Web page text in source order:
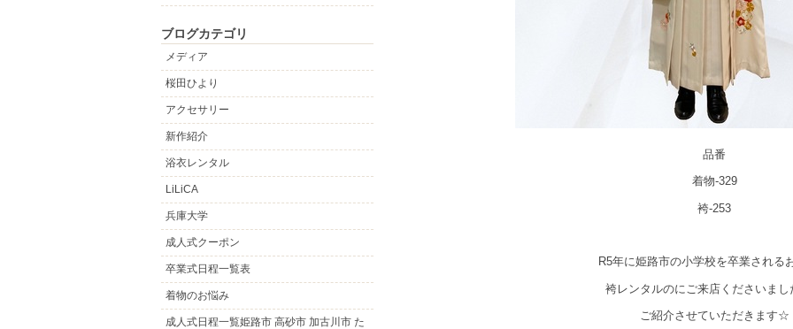
品番
着物-329
袴-253
R5年に姫路市の小学校を卒業される
袴レンタルのにご来店くださいまし
ご紹介させていただきます☆
ブログカテゴリ
メディア
桜田ひより
アクセサリー
新作紹介
浴衣レンタル
LiLiCA
兵庫大学
成人式クーポン
卒業式日程一覧表
着物のお悩み
成人式日程一覧姫路市 高砂市 加古川市 た